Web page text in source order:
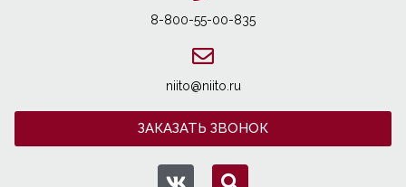
8-800-55-00-835
niito@niito.ru
ЗАКАЗАТЬ ЗВОНОК